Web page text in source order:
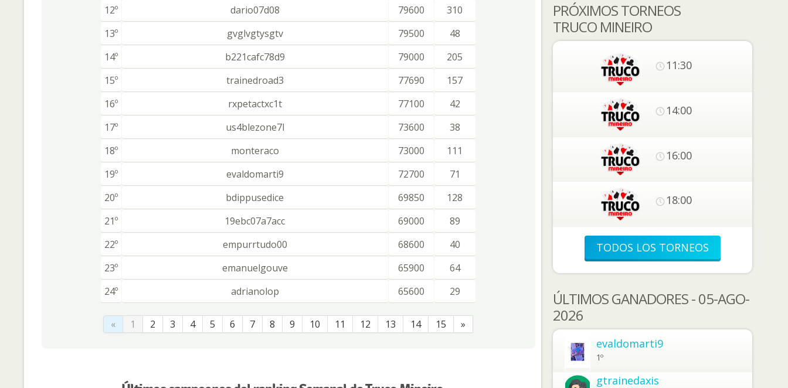
12º
dario07d08 79600
310
13º
gvglvgtysgtv 79500
48
14º
b221cafc78d9 79000
205
15º
trainedroad3 77690
157
16º
rxpetactxc1t 77100
42
17º
us4blezone7l 73600
38
18º
monteraco 73000
111
19º
evaldomarti9 72700
71
20º
bdippusedice 69850
128
21º
19ebc07a7acc 69000
89
22º
empurrtudo00 68600
40
23º
emanuelgouve 65900
64
24º
adrianolop 65600 29
« 1 2 3 4 5 6 7 8 9 10 11 12 13 14 15 »
PRÓXIMOS TORNEOS
TRUCO MINEIRO
11:30
14:00
16:00
18:00
TODOS LOS TORNEOS
ÚLTIMOS GANADORES - 05-AGO-
2026
evaldomarti9
1º
gtrainedaxis